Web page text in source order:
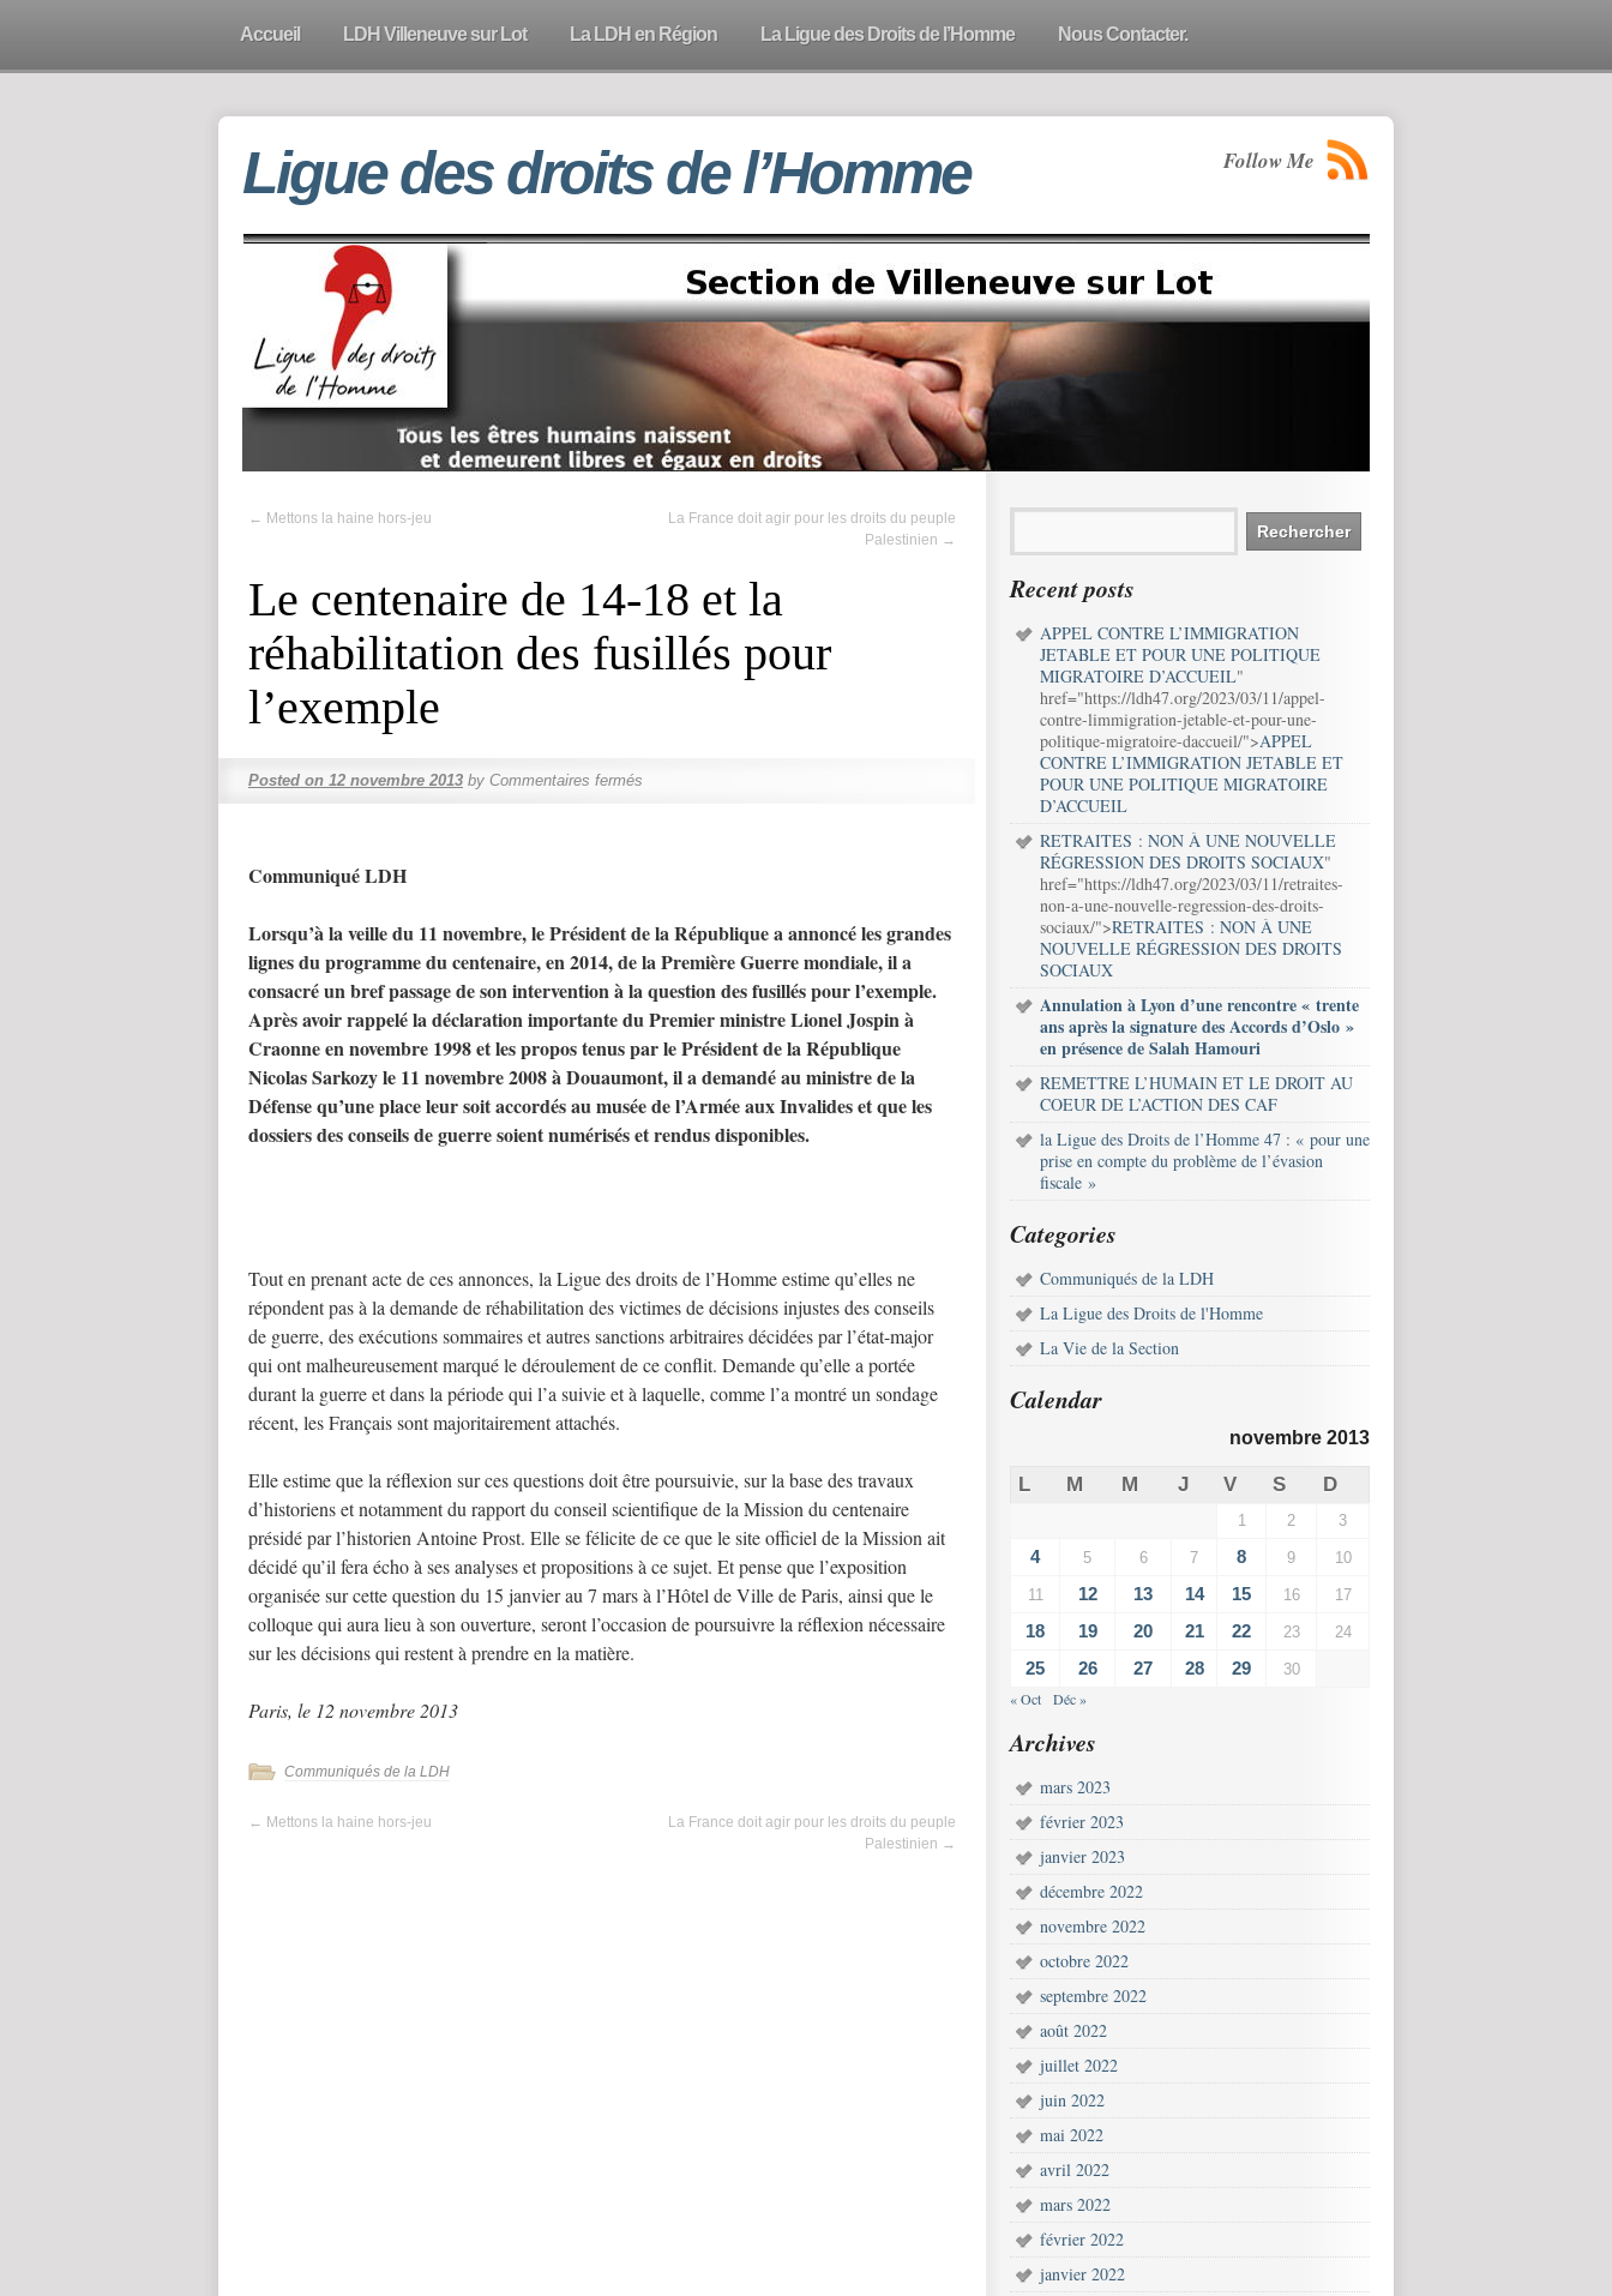
Accueil LDH Villeneuve sur Lot La LDH en Région La Ligue des Droits de l’Homme Nous Contacter.
Ligue des droits de l’Homme Follow Me
← Mettons la haine hors-jeu
La France doit agir pour les droits du peuple
Palestinien →
Le centenaire de 14-18 et la
réhabilitation des fusillés pour
l’exemple
Posted on 12 novembre 2013 by Commentaires fermés
Communiqué LDH
Lorsqu’à la veille du 11 novembre, le Président de la République a annoncé les grandes
lignes du programme du centenaire, en 2014, de la Première Guerre mondiale, il a
consacré un bref passage de son intervention à la question des fusillés pour l’exemple.
Après avoir rappelé la déclaration importante du Premier ministre Lionel Jospin à
Craonne en novembre 1998 et les propos tenus par le Président de la République
Nicolas Sarkozy le 11 novembre 2008 à Douaumont, il a demandé au ministre de la
Défense qu’une place leur soit accordés au musée de l’Armée aux Invalides et que les
dossiers des conseils de guerre soient numérisés et rendus disponibles.
Tout en prenant acte de ces annonces, la Ligue des droits de l’Homme estime qu’elles ne
répondent pas à la demande de réhabilitation des victimes de décisions injustes des conseils
de guerre, des exécutions sommaires et autres sanctions arbitraires décidées par l’état-major
qui ont malheureusement marqué le déroulement de ce conflit. Demande qu’elle a portée
durant la guerre et dans la période qui l’a suivie et à laquelle, comme l’a montré un sondage
récent, les Français sont majoritairement attachés.
Elle estime que la réflexion sur ces questions doit être poursuivie, sur la base des travaux
d’historiens et notamment du rapport du conseil scientifique de la Mission du centenaire
présidé par l’historien Antoine Prost. Elle se félicite de ce que le site officiel de la Mission ait
décidé qu’il fera écho à ses analyses et propositions à ce sujet. Et pense que l’exposition
organisée sur cette question du 15 janvier au 7 mars à l’Hôtel de Ville de Paris, ainsi que le
colloque qui aura lieu à son ouverture, seront l’occasion de poursuivre la réflexion nécessaire
sur les décisions qui restent à prendre en la matière.
Paris, le 12 novembre 2013
Communiqués de la LDH
← Mettons la haine hors-jeu
La France doit agir pour les droits du peuple
Palestinien →
Recent posts
APPEL CONTRE L’IMMIGRATION
JETABLE ET POUR UNE POLITIQUE
MIGRATOIRE D’ACCUEIL"
href="https://ldh47.org/2023/03/11/appel-
contre-limmigration-jetable-et-pour-une-
politique-migratoire-daccueil/">APPEL
CONTRE L’IMMIGRATION JETABLE ET
POUR UNE POLITIQUE MIGRATOIRE
D’ACCUEIL
RETRAITES : NON À UNE NOUVELLE
RÉGRESSION DES DROITS SOCIAUX"
href="https://ldh47.org/2023/03/11/retraites-
non-a-une-nouvelle-regression-des-droits-
sociaux/">RETRAITES : NON À UNE
NOUVELLE RÉGRESSION DES DROITS
SOCIAUX
Annulation à Lyon d’une rencontre « trente
ans après la signature des Accords d’Oslo »
en présence de Salah Hamouri
REMETTRE L’HUMAIN ET LE DROIT AU
COEUR DE L’ACTION DES CAF
la Ligue des Droits de l’Homme 47 : « pour une
prise en compte du problème de l’évasion
fiscale »
Categories
Communiqués de la LDH
La Ligue des Droits de l'Homme
La Vie de la Section
Calendar
novembre 2013
L M M J V S D
1 2 3
4 5 6 7 8 9 10
11 12 13 14 15 16 17
18 19 20 21 22 23 24
25 26 27 28 29 30
« Oct Déc »
Archives
mars 2023
février 2023
janvier 2023
décembre 2022
novembre 2022
octobre 2022
septembre 2022
août 2022
juillet 2022
juin 2022
mai 2022
avril 2022
mars 2022
février 2022
janvier 2022